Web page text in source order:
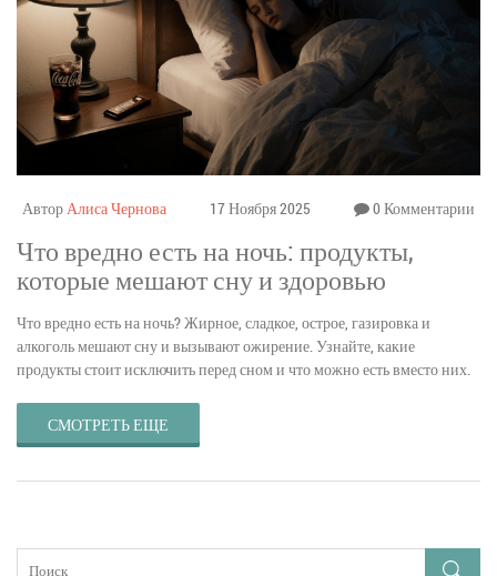
АвторАлиса Чернова 17 Ноября 2025 0 Комментарии
Что вредно есть на ночь: продукты,
которые мешают сну и здоровью
Что вредно есть на ночь? Жирное, сладкое, острое, газировка и
алкоголь мешают сну и вызывают ожирение. Узнайте, какие
продукты стоит исключить перед сном и что можно есть вместо них.
СМОТРЕТЬ ЕЩЕ